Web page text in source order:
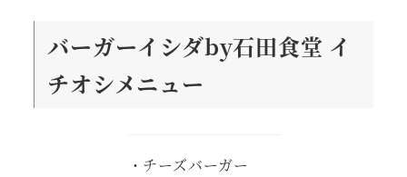
バーガーイシダby石田食堂 イ
チオシメニュー
・チーズバーガー